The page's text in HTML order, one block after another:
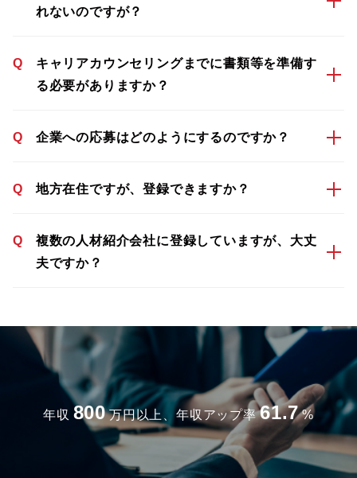
れないのですが？
Q
キャリアカウンセリングまでに書類等を準備す
る必要がありますか？
Q 企業への応募はどのようにするのですか？
Q 地方在住ですが、登録できますか？
Q
複数の人材紹介会社に登録していますが、大丈
夫ですか？
年収 800 万円以上、年収アップ率 61.7 %